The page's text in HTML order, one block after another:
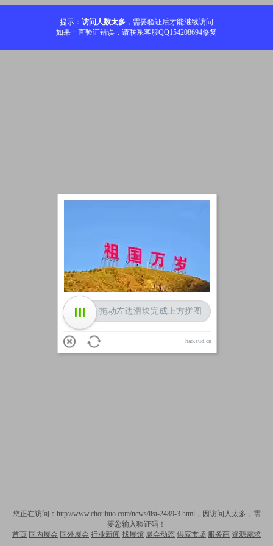
提示： 访问人数太多 ，需要验证后才能继续访问
如果一直验证错误，请联系客服QQ154208694修复
您正在访问： http://www.chouhuo.com/news/list-2489-3.html，因访问人太多，需
要您输入验证码！
首页 国内展会 国外展会 行业新闻 找展馆 展会动态 供应市场 服务商 资源需求
拖动左边滑块完成上方拼图
hao.sud.cn